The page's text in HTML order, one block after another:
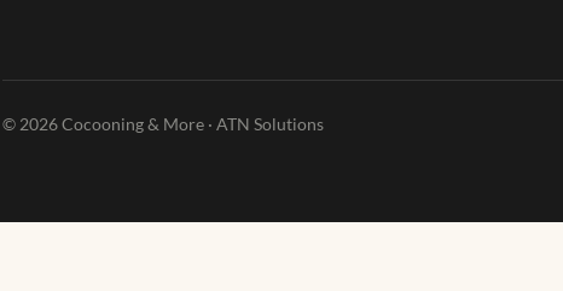
© 2026 Cocooning & More · ATN Solutions